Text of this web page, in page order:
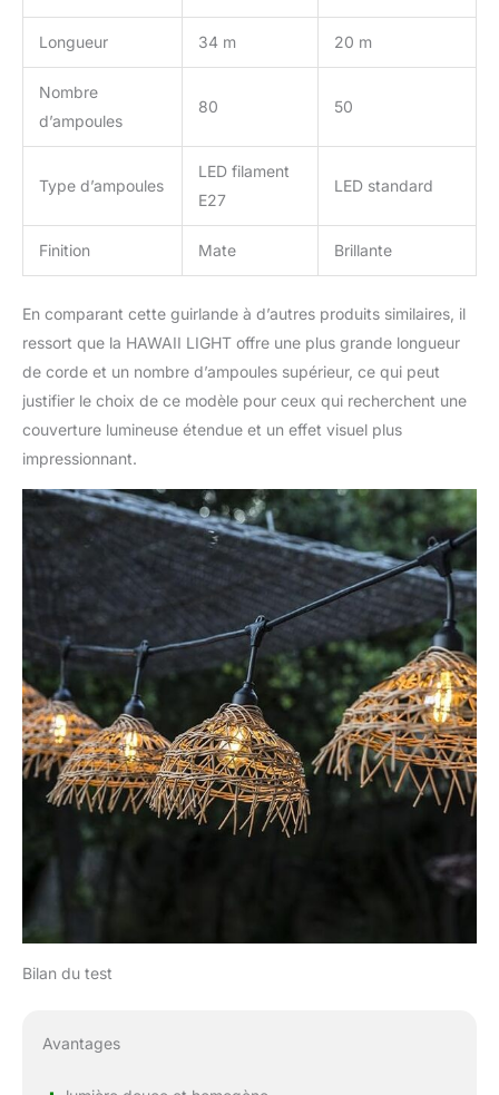
Longueur 34 m 20 m
Nombre
d’ampoules
80 50
Type d’ampoules
LED filament
E27
LED standard
Finition Mate Brillante
En comparant cette guirlande à d’autres produits similaires, il
ressort que la HAWAII LIGHT offre une plus grande longueur
de corde et un nombre d’ampoules supérieur, ce qui peut
justifier le choix de ce modèle pour ceux qui recherchent une
couverture lumineuse étendue et un effet visuel plus
impressionnant.
Bilan du test
Avantages